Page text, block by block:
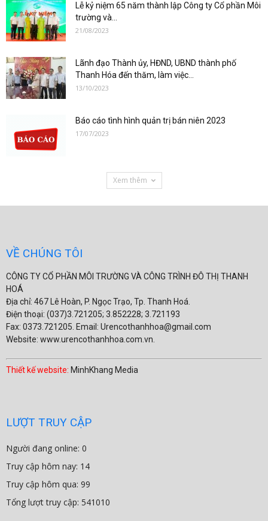
Lễ kỷ niệm 65 năm thành lập Công ty Cổ phần Môi
trường và...
21/08/2023
Lãnh đạo Thành ủy, HĐND, UBND thành phố
Thanh Hóa đến thăm, làm việc...
13/10/2023
Báo cáo tình hình quản trị bán niên 2023
17/07/2023
Xem thêm
VỀ CHÚNG TÔI
CÔNG TY CỔ PHẦN MÔI TRƯỜNG VÀ CÔNG TRÌNH ĐÔ THỊ THANH
HOÁ
Địa chỉ: 467 Lê Hoàn, P. Ngọc Trạo, Tp. Thanh Hoá.
Điện thoại: (037)3.721205; 3.852228; 3.721193
Fax: 0373.721205. Email: Urencothanhhoa@gmail.com
Website: www.urencothanhhoa.com.vn.
Thiết kế website: MinhKhang Media
LƯỢT TRUY CẬP
Người đang online: 0
Truy cập hôm nay: 14
Truy cập hôm qua: 99
Tổng lượt truy cập: 541010